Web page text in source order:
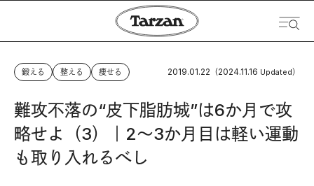
鍛える 整える 痩せる 2019.01.22 （2024.11.16 Updated）
難攻不落の“皮下脂肪城”は6か月で攻
略せよ（3）｜2〜3か月目は軽い運動
も取り入れるべし